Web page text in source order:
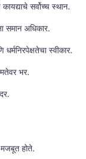
सर्वोच्च स्थान.
समान अधिकार.
स्वीकार.
भर.
मजबूत होते.